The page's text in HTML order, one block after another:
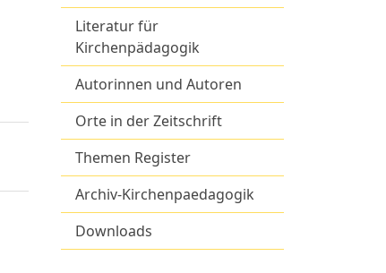
Literatur für
Kirchenpädagogik
Autorinnen und Autoren
Orte in der Zeitschrift
Themen Register
Archiv-Kirchenpaedagogik
Downloads